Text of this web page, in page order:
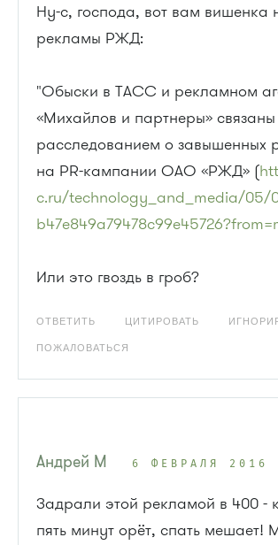
Ну-с, господа, вот вам вишенка
рекламы РЖД:
"Обыски в ТАСС и рекламном
«Михайлов и партнеры»
расследованием о завышенных
на PR-кампании ОАО «РЖД» (
c.ru/technology_and_media/05/
Или это гвоздь в гроб?
ОТВЕТИТЬ ЦИТИРОВАТЬ
ПОЖАЛОВАТЬСЯ
Андрей М 6 ФЕВРАЛЯ 2016
Задрали этой рекламой в 400 -
пять минут орёт, спать мешает!